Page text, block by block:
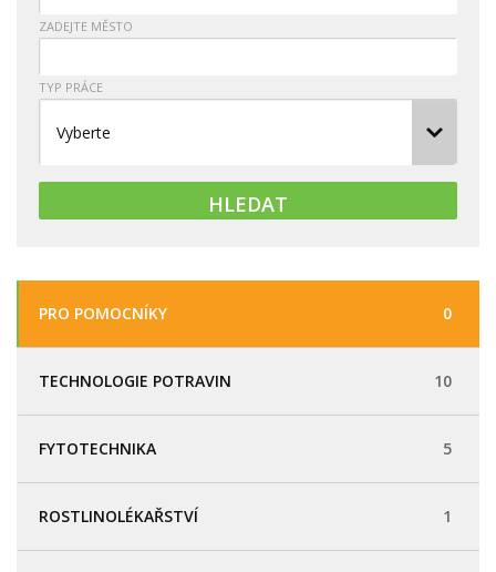
ZADEJTE MĚSTO
TYP PRÁCE
0
PRO POMOCNÍKY
10
TECHNOLOGIE POTRAVIN
5
FYTOTECHNIKA
1
ROSTLINOLÉKAŘSTVÍ